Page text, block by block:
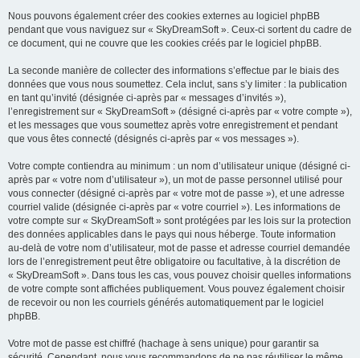
Nous pouvons également créer des cookies externes au logiciel phpBB
pendant que vous naviguez sur « SkyDreamSoft ». Ceux-ci sortent du cadre de
ce document, qui ne couvre que les cookies créés par le logiciel phpBB.
La seconde manière de collecter des informations s’effectue par le biais des
données que vous nous soumettez. Cela inclut, sans s’y limiter : la publication
en tant qu’invité (désignée ci-après par « messages d’invités »),
l’enregistrement sur « SkyDreamSoft » (désigné ci-après par « votre compte »),
et les messages que vous soumettez après votre enregistrement et pendant
que vous êtes connecté (désignés ci-après par « vos messages »).
Votre compte contiendra au minimum : un nom d’utilisateur unique (désigné ci-
après par « votre nom d’utilisateur »), un mot de passe personnel utilisé pour
vous connecter (désigné ci-après par « votre mot de passe »), et une adresse
courriel valide (désignée ci-après par « votre courriel »). Les informations de
votre compte sur « SkyDreamSoft » sont protégées par les lois sur la protection
des données applicables dans le pays qui nous héberge. Toute information
au-delà de votre nom d’utilisateur, mot de passe et adresse courriel demandée
lors de l’enregistrement peut être obligatoire ou facultative, à la discrétion de
« SkyDreamSoft ». Dans tous les cas, vous pouvez choisir quelles informations
de votre compte sont affichées publiquement. Vous pouvez également choisir
de recevoir ou non les courriels générés automatiquement par le logiciel
phpBB.
Votre mot de passe est chiffré (hachage à sens unique) pour garantir sa